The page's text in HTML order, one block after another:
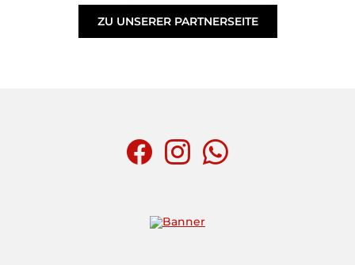
ZU UNSERER PARTNERSEITE